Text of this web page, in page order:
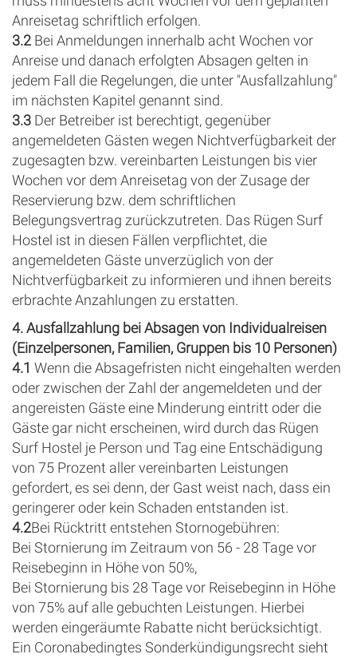
Anreisetag schriftlich erfolgen.
3.2 Bei Anmeldungen innerhalb acht Wochen vor
Anreise und danach erfolgten Absagen gelten in
jedem Fall die Regelungen, die unter "Ausfallzahlung"
im nächsten Kapitel genannt sind.
3.3 Der Betreiber ist berechtigt, gegenüber
angemeldeten Gästen wegen Nichtverfügbarkeit der
zugesagten bzw. vereinbarten Leistungen bis vier
Wochen vor dem Anreisetag von der Zusage der
Reservierung bzw. dem schriftlichen
Belegungsvertrag zurückzutreten. Das Rügen Surf
Hostel ist in diesen Fällen verpflichtet, die
angemeldeten Gäste unverzüglich von der
Nichtverfügbarkeit zu informieren und ihnen bereits
erbrachte Anzahlungen zu erstatten.
4. Ausfallzahlung bei Absagen von Individualreisen
(Einzelpersonen, Familien, Gruppen bis 10 Personen)
4.1 Wenn die Absagefristen nicht eingehalten werden
oder zwischen der Zahl der angemeldeten und der
angereisten Gäste eine Minderung eintritt oder die
Gäste gar nicht erscheinen, wird durch das Rügen
Surf Hostel je Person und Tag eine Entschädigung
von 75 Prozent aller vereinbarten Leistungen
gefordert, es sei denn, der Gast weist nach, dass ein
geringerer oder kein Schaden entstanden ist.
4.2Bei Rücktritt entstehen Stornogebühren:
Bei Stornierung im Zeitraum von 56 - 28 Tage vor
Reisebeginn in Höhe von 50%,
Bei Stornierung bis 28 Tage vor Reisebeginn in Höhe
von 75% auf alle gebuchten Leistungen. Hierbei
werden eingeräumte Rabatte nicht berücksichtigt.
Ein Coronabedingtes Sonderkündigungsrecht sieht